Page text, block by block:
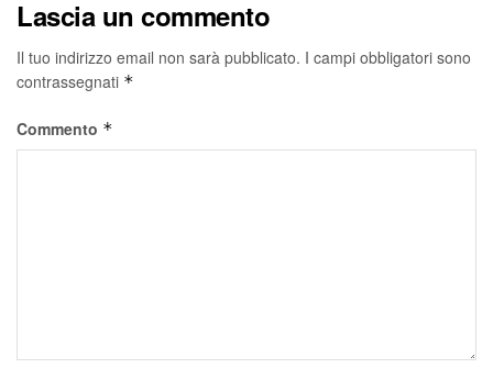
Lascia un commento
Il tuo indirizzo email non sarà pubblicato. I campi obbligatori sono
contrassegnati *
Commento *